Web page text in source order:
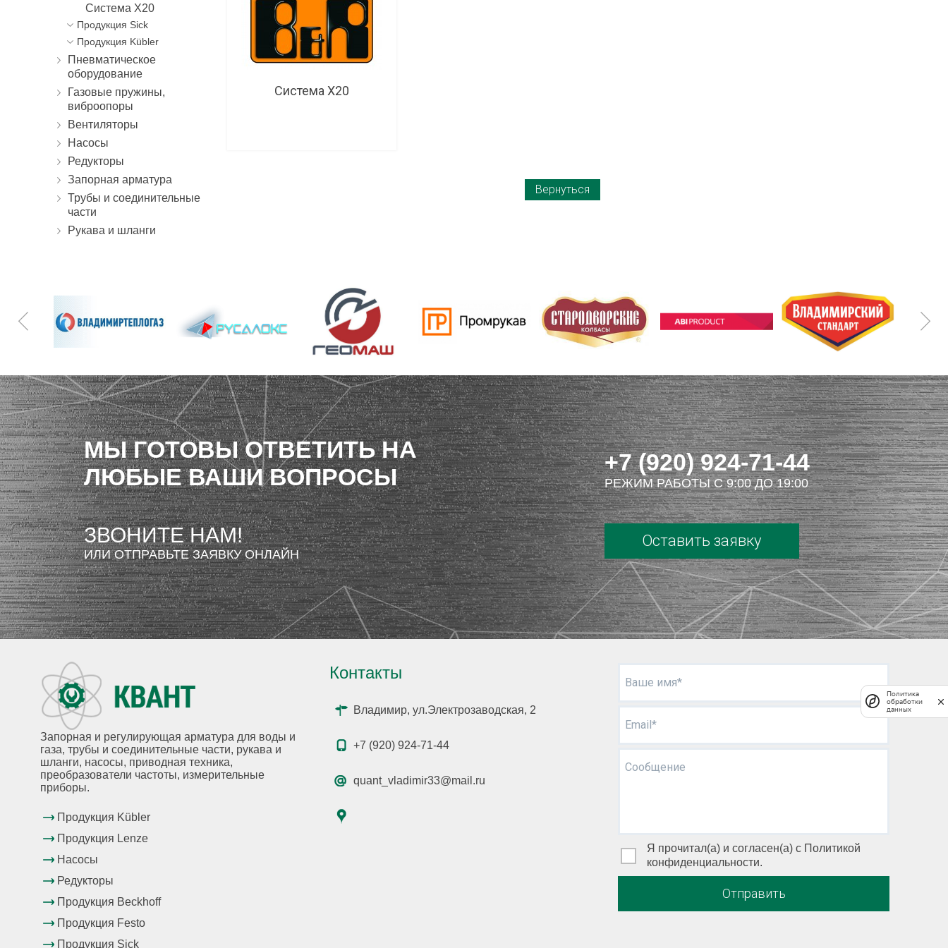
Система X20
Продукция Sick
Продукция Kübler
Пневматическое
оборудование
Газовые пружины,
виброопоры
Вентиляторы
Насосы
Редукторы
Запорная арматура
Трубы и соединительные
части
Рукава и шланги
Система X20
Вернуться
МЫ ГОТОВЫ ОТВЕТИТЬ НА
ЛЮБЫЕ ВАШИ ВОПРОСЫ
ЗВОНИТЕ НАМ!
ИЛИ ОТПРАВЬТЕ ЗАЯВКУ ОНЛАЙН
+7 (920) 924-71-44
РЕЖИМ РАБОТЫ С 9:00 ДО 19:00
Оставить заявку
Запорная и регулирующая арматура для воды и
газа, трубы и соединительные части, рукава и
шланги, насосы, приводная техника,
преобразователи частоты, измерительные
приборы.
Продукция Kübler
Продукция Lenze
Насосы
Редукторы
Продукция Beckhoff
Продукция Festo
Продукция Sick
Контакты
Владимир, ул.Электрозаводская, 2
+7 (920) 924-71-44
quant_vladimir33@mail.ru
Ваше имя*
Email*
Сообщение
Я прочитал(а) и согласен(а) с Политикой
конфиденциальности.
Отправить
Политика
обработки
данных